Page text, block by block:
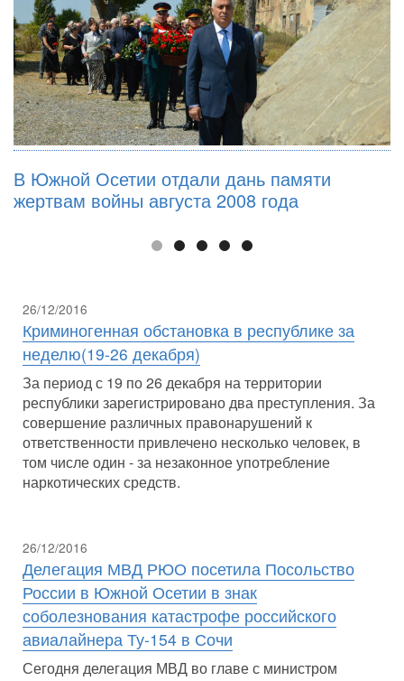
В Южной Осетии отдали дань памяти
жертвам войны августа 2008 года
26/12/2016
Криминогенная обстановка в республике за
неделю(19-26 декабря)
За период с 19 по 26 декабря на территории
республики зарегистрировано два преступления. За
совершение различных правонарушений к
ответственности привлечено несколько человек, в
том числе один - за незаконное употребление
наркотических средств.
26/12/2016
Делегация МВД РЮО посетила Посольство
России в Южной Осетии в знак
соболезнования катастрофе российского
авиалайнера Ту-154 в Сочи
Сегодня делегация МВД во главе с министром